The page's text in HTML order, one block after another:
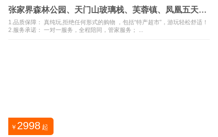
张家界森林公园、天门山玻璃栈、芙蓉镇、凤凰五天四
晚纯玩0购物
1.品质保障： 真纯玩,拒绝任何形式的购物 ，包括“特产超市”，游玩轻松舒适！
2.服务承诺： 一对一服务，全程陪同，管家服务； ...
￥ 2998 起